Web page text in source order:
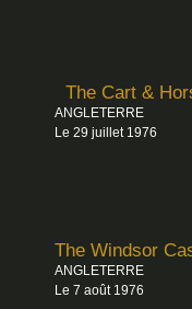
The Cart &
ANGLETERRE
Le 29 juillet 1976
The Windsor
ANGLETERRE
Le 7 août 1976